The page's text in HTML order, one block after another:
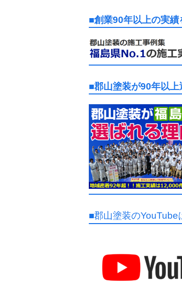
■創業90年以上の実績
■郡山塗装が90年以上
■郡山塗装のYouTube